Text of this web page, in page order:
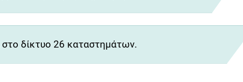
στο δίκτυο 26 καταστημάτων.